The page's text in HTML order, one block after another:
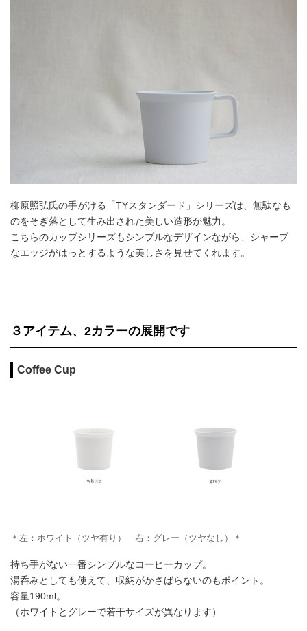
柳原照弘氏の手がける「TYスタンダード」シリーズは、無駄なも
のをそぎ落として生み出された美しい造形が魅力。
こちらのカップシリーズもシンプルなデザインながら、シャープ
なエッジがはっとするような美しさを見せてくれます。
３アイテム、2カラーの展開です
Coffee Cup
＊左：ホワイト（ツヤ有り） 右：グレー（ツヤなし）＊
持ち手がない一番シンプルなコーヒーカップ。
湯呑みとしても使えて、収納がかさばらないのもポイント。
容量190ml。
（ホワイトとグレーで若干サイズが異なります）